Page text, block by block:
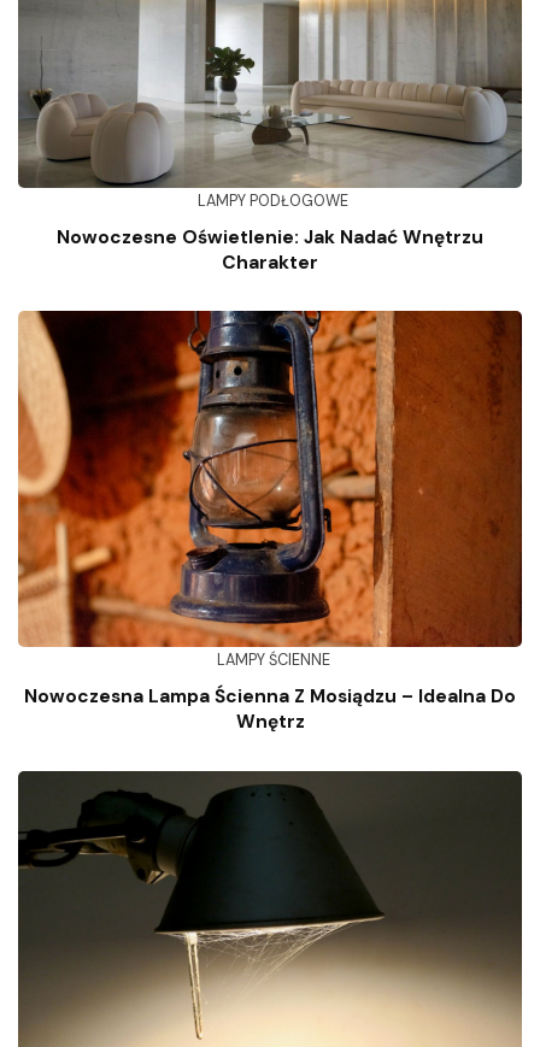
LAMPY PODŁOGOWE
Nowoczesne Oświetlenie: Jak Nadać Wnętrzu
Charakter
LAMPY ŚCIENNE
Nowoczesna Lampa Ścienna Z Mosiądzu – Idealna Do
Wnętrz